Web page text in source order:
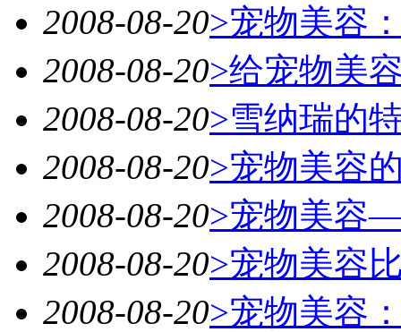
2008-08-20>宠物美容
2008-08-20>给宠物美
2008-08-20>雪纳瑞的
2008-08-20>宠物美容
2008-08-20>宠物美容
2008-08-20>宠物美容
2008-08-20>宠物美容